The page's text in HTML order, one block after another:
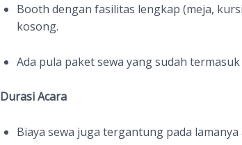
Booth dengan fasilitas lengkap (meja,
kosong.
Ada pula paket sewa yang sudah
Durasi Acara
Biaya sewa juga tergantung pada